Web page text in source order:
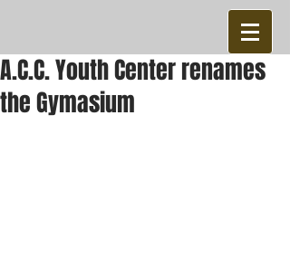
A.C.C. Youth Center renames
the Gymasium